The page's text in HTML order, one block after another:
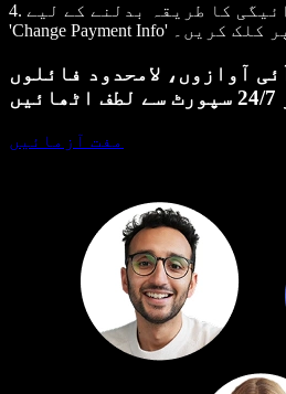
4. سبسکرپشن کی ادائیگی کا طریقہ بدلنے کے لیے
'Change Payment Info' پر کلک کریں۔
آوازوں، لامحدود فائلوں
مفت آزمائیں